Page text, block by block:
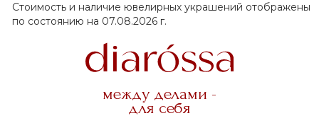
Стоимость и наличие ювелирных украшений отображены
по состоянию на 07.08.2026 г.
между делами -
для себя